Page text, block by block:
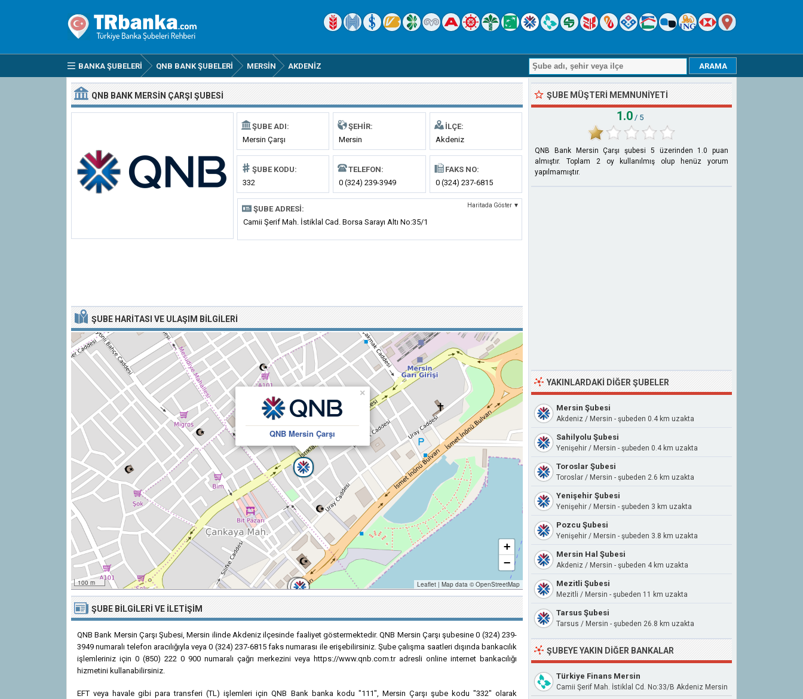
BANKA ŞUBELERI QNB BANK ŞUBELERI MERSIN AKDENIZ
QNB BANK MERSIN ÇARŞI ŞUBESI
ŞUBE ADI:
Mersin Çarşı
ŞEHIR:
Mersin
İLÇE:
Akdeniz
ŞUBE KODU:
332
TELEFON:
0 (324) 239-3949
FAKS NO:
0 (324) 237-6815
ŞUBE ADRESI: Haritada Göster ▼
Camii Şerif Mah. İstiklal Cad. Borsa Sarayı Altı No:35/1
ŞUBE HARITASI VE ULAŞIM BILGILERI
QNB Mersin Çarşı
×
100 m
+
−
Leaflet | Map data © OpenStreetMap
ŞUBE BILGILERI VE İLETIŞIM
QNB Bank Mersin Çarşı Şubesi, Mersin ilinde Akdeniz ilçesinde faaliyet göstermektedir. QNB Mersin Çarşı şubesine 0 (324) 239-
3949 numaralı telefon aracılığıyla veya 0 (324) 237-6815 faks numarası ile erişebilirsiniz. Şube çalışma saatleri dışında bankacılık
işlemleriniz için 0 (850) 222 0 900 numaralı çağrı merkezini veya https://www.qnb.com.tr adresli online internet bankacılığı
hizmetini kullanabilirsiniz.
EFT veya havale gibi para transferi (TL) işlemleri için QNB Bank banka kodu "111", Mersin Çarşı şube kodu "332" olarak
ŞUBE MÜŞTERI MEMNUNIYETI
1.0 / 5
QNB Bank Mersin Çarşı şubesi 5 üzerinden 1.0 puan
almıştır. Toplam 2oy kullanılmış olup henüz yorum
yapılmamıştır.
YAKINLARDAKI DIĞER ŞUBELER
Mersin Şubesi
Akdeniz / Mersin - şubeden 0.4 km uzakta
Sahilyolu Şubesi
Yenişehir / Mersin - şubeden 0.4 km uzakta
Toroslar Şubesi
Toroslar / Mersin - şubeden 2.6 km uzakta
Yenişehir Şubesi
Yenişehir / Mersin - şubeden 3 km uzakta
Pozcu Şubesi
Yenişehir / Mersin - şubeden 3.8 km uzakta
Mersin Hal Şubesi
Akdeniz / Mersin - şubeden 4 km uzakta
Mezitli Şubesi
Mezitli / Mersin - şubeden 11 km uzakta
Tarsus Şubesi
Tarsus / Mersin - şubeden 26.8 km uzakta
ŞUBEYE YAKIN DIĞER BANKALAR
Türkiye Finans Mersin
Camii Şerif Mah. İstiklal Cd. No:33/B Akdeniz Mersin